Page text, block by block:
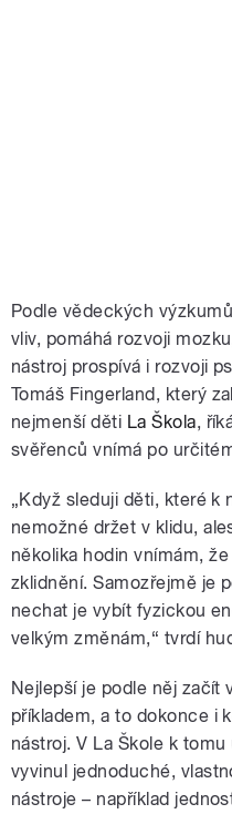
Podle vědeckých
vliv, pomáhá rozvoji
nástroj prospívá i rozvoji
Tomáš Fingerland, který
nejmenší děti La Škola,
svěřenců vnímá po
„Když sleduji děti, které k
nemožné držet v klidu,
několika hodin vnímám,
zklidnění. Samozřejmě je
nechat je vybít fyzickou
velkým změnám,“ tvrdí
Nejlepší je podle něj začít
příkladem, a to dokonce i
nástroj. V La Škole k
vyvinul jednoduché,
nástroje – například